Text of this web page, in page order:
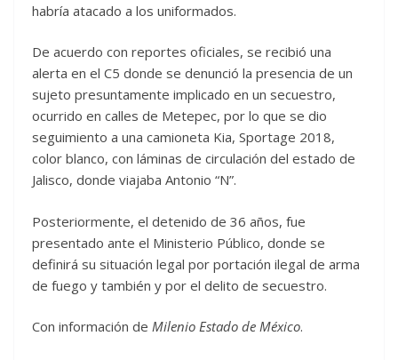
habría atacado a los uniformados.
De acuerdo con reportes oficiales, se recibió una
alerta en el C5 donde se denunció la presencia de un
sujeto presuntamente implicado en un secuestro,
ocurrido en calles de Metepec, por lo que se dio
seguimiento a una camioneta Kia, Sportage 2018,
color blanco, con láminas de circulación del estado de
Jalisco, donde viajaba Antonio “N”.
Posteriormente, el detenido de 36 años, fue
presentado ante el Ministerio Público, donde se
definirá su situación legal por portación ilegal de arma
de fuego y también y por el delito de secuestro.
Con información de Milenio Estado de México.